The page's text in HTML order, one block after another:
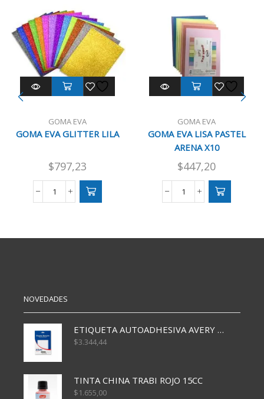
GOMA EVA
GOMA EVA GLITTER LILA
$797,23
GOMA
cantidad
GOMA EVA
GOMA EVA LISA PASTEL
ARENA X10
$447,20
GOMA
ARENA
NOVEDADES
ETIQUETA AUTOADHESIVA AVERY 3026 30H 20 X 70
$3.344,44
TINTA CHINA TRABI ROJO 15CC
$1.655,00